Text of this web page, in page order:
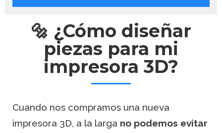
🔩 ¿Cómo diseñar
piezas para mi
impresora 3D?
Cuando nos compramos una nueva
impresora 3D, a la larga no podemos evitar